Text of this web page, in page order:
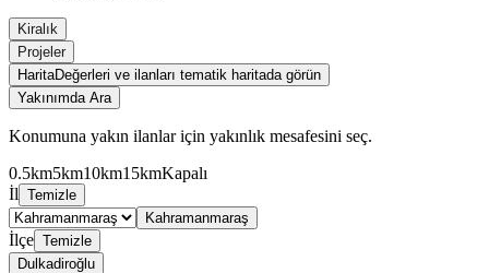
Kiralık
Projeler
HaritaDeğerleri ve ilanları tematik haritada görün
Yakınımda Ara
Konumuna yakın ilanlar için yakınlık mesafesini seç.
0.5km5km10km15kmKapalı
İl Temizle
Kahramanmaraş
İlçe Temizle
Dulkadiroğlu